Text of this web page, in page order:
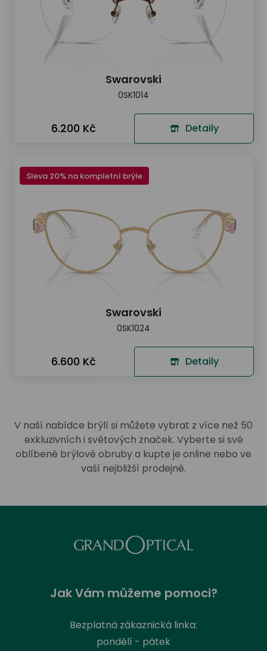
Swarovski
0SK1014
6.200 Kč Detaily
Sleva 20% na kompletní brýle
Swarovski
0SK1024
6.600 Kč Detaily
V naší nabídce brýlí si můžete vybrat z více než 50
exkluzivních i světových značek. Vyberte si své
oblíbené brýlové obruby a kupte je online nebo ve
vaší nejbližší prodejně.
Jak Vám můžeme pomoci?
Bezplatná zákaznická linka:
pondělí - pátek